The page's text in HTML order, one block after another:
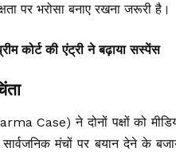
पर भरोसा बनाए रखना जरूरी है।
कोर्ट की एंट्री ने बढ़ाया सस्पेंस
Case) ने दोनों पक्षों को
सार्वजनिक मंचों पर बयान देने के